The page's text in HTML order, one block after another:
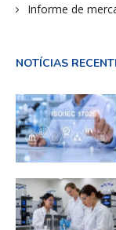
Informe de
NOTÍCIAS